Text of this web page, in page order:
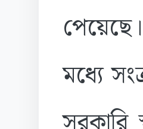
মধ্যে